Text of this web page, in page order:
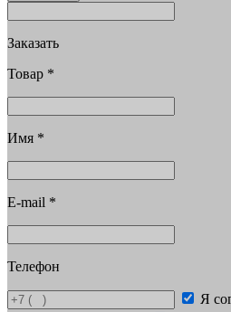
Заказать
Товар *
Имя *
E-mail *
Телефон
Я